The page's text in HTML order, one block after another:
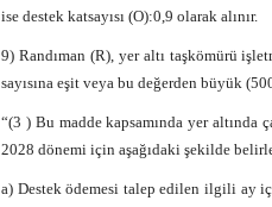
ise destek katsayısı (O):0,9 olarak alınır.
9) Randıman (R), yer altı taşkömürü
sayısına eşit veya bu değerden büyük
“(3 ) Bu madde kapsamında yer altında
2028 dönemi için aşağıdaki şekilde
a) Destek ödemesi talep edilen ilgili ay